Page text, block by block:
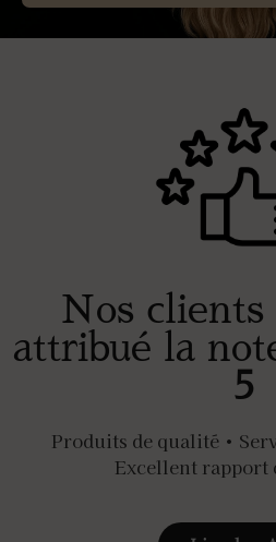
Nos clients
attribué la
5
Produits de qualité •
Excellent